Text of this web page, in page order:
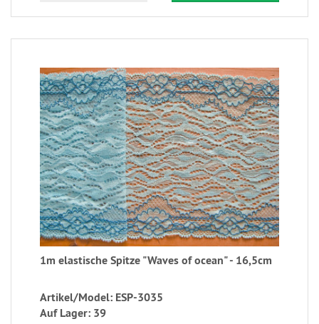
1m elastische Spitze "Waves of ocean" - 16,5cm
Artikel/Model: ESP-3035
Auf Lager: 39